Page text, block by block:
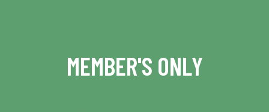
MEMBER'S ONLY